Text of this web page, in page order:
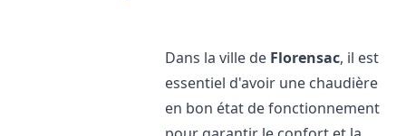
Dans la ville de Florensac, il est
essentiel d'avoir une chaudière
en bon état de fonctionnement